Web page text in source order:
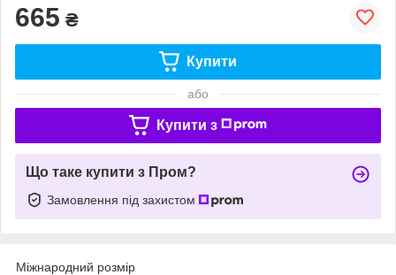
665 ₴
Купити
або
Купити з
Що таке купити з Пром?
Замовлення під захистом
Міжнародний розмір